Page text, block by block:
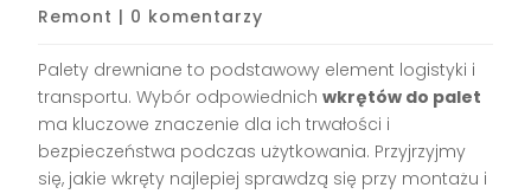
Remont | 0 komentarzy
Palety drewniane to podstawowy element logistyki i
transportu. Wybór odpowiednichwkrętów do palet
ma kluczowe znaczenie dla ich trwałości i
bezpieczeństwa podczas użytkowania. Przyjrzyjmy
się, jakie wkręty najlepiej sprawdzą się przy montażu i